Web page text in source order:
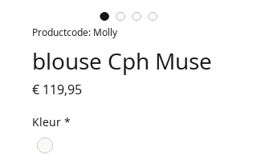
Productcode: Molly
blouse Cph Muse
€ 119,95Prijs
Kleur *